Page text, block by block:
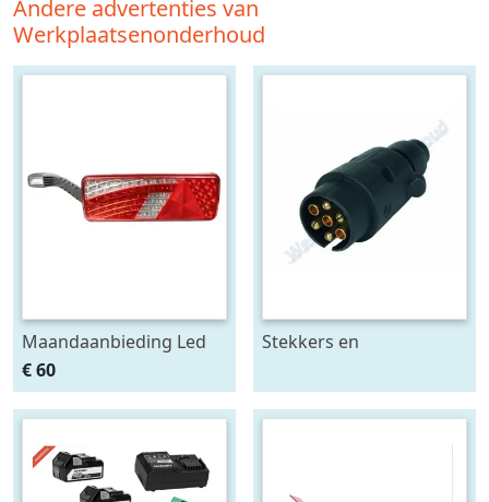
Andere advertenties van
Werkplaatsenonderhoud
Maandaanbieding Led
achterlicht 12-24V links
m. breedtelamp
€ 60
Stekkers en